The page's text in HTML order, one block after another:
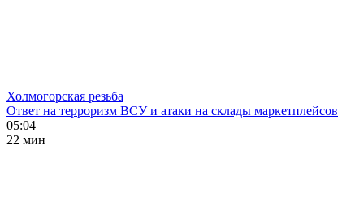
Холмогорская резьба
Ответ на терроризм ВСУ и атаки на склады маркетплейсов
05:04
22 мин